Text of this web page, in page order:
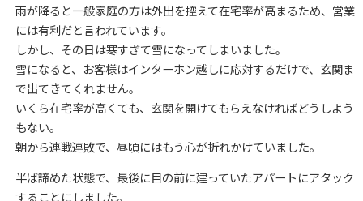
雨が降ると一般家庭の方は外出を控えて在宅率が高まるため、営業
には有利だと言われています。
しかし、その日は寒すぎて雪になってしまいました。
雪になると、お客様はインターホン越しに応対するだけで、玄関ま
で出てきてくれません。
いくら在宅率が高くても、玄関を開けてもらえなければどうしよう
もない。
朝から連戦連敗で、昼頃にはもう心が折れかけていました。
半ば諦めた状態で、最後に目の前に建っていたアパートにアタック
することにしました。